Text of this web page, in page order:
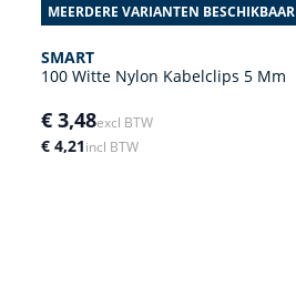
MEERDERE VARIANTEN BESCHIKBAAR
SMART
100 Witte Nylon Kabelclips 5 Mm
€ 3,48excl BTW
€ 4,21incl BTW